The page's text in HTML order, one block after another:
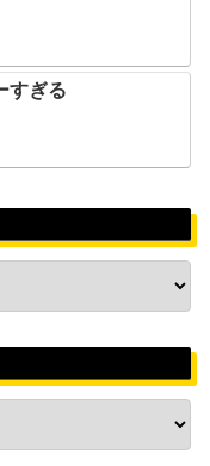
すぎる